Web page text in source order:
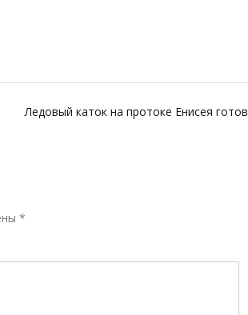
Ледовый каток на протоке Енисея готов
*